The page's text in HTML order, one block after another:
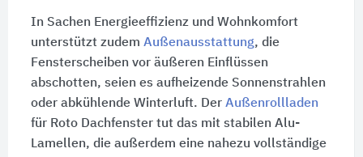
In Sachen Energieeffizienz und Wohnkomfort
unterstützt zudem Außenausstattung, die
Fensterscheiben vor äußeren Einflüssen
abschotten, seien es aufheizende Sonnenstrahlen
oder abkühlende Winterluft. Der Außenrollladen
für Roto Dachfenster tut das mit stabilen Alu-
Lamellen, die außerdem eine nahezu vollständige